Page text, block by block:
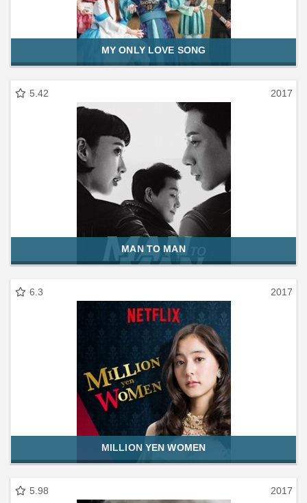
MY ONLY LOVE SONG
5.42 2017
MAN TO MAN
6.3 2017
MILLION YEN WOMEN
5.98 2017